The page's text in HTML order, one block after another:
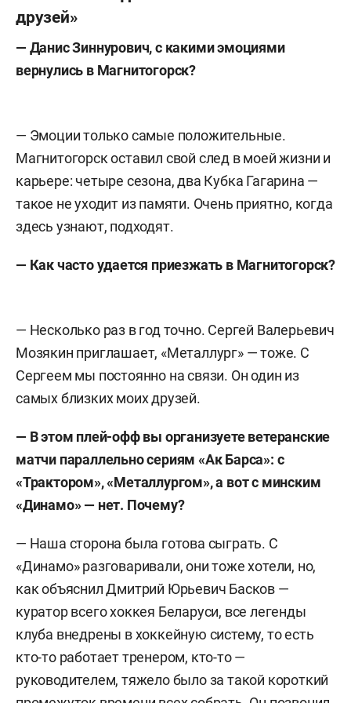
друзей»
— Данис Зиннурович, скакими эмоциями
вернулись в Магнитогорск?
— Эмоции только самые положительные.
Магнитогорск оставил свой след в моей жизни и
карьере: четыре сезона, два Кубка Гагарина —
такое не уходит из памяти. Очень приятно, когда
здесь узнают, подходят.
— Как часто удается приезжать в Магнитогорск?
— Несколько раз в год точно. Сергей Валерьевич
Мозякин приглашает, «Металлург» — тоже. С
Сергеем мы постоянно на связи. Он один из
самых близких моих друзей.
— В этом плей-офф вы организуете ветеранские
матчи параллельно сериям «Ак Барса»: с
«Трактором», «Металлургом», а вот с минским
«Динамо» — нет. Почему?
— Наша сторона была готова сыграть. С
«Динамо» разговаривали, они тоже хотели, но,
как объяснил Дмитрий Юрьевич Басков —
куратор всего хоккея Беларуси, все легенды
клуба внедрены в хоккейную систему, то есть
кто-то работает тренером, кто-то —
руководителем, тяжело было за такой короткий